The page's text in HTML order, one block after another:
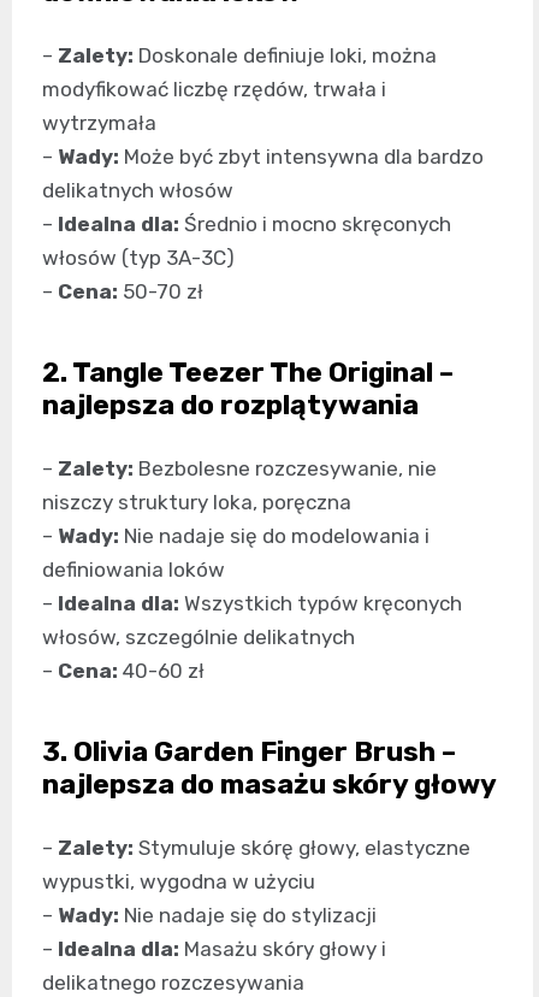
– Zalety: Doskonale definiuje loki, można
modyfikować liczbę rzędów, trwała i
wytrzymała
– Wady: Może być zbyt intensywna dla bardzo
delikatnych włosów
– Idealna dla: Średnio i mocno skręconych
włosów (typ 3A-3C)
– Cena: 50-70 zł
2. Tangle Teezer The Original –
najlepsza do rozplątywania
– Zalety: Bezbolesne rozczesywanie, nie
niszczy struktury loka, poręczna
– Wady: Nie nadaje się do modelowania i
definiowania loków
– Idealna dla: Wszystkich typów kręconych
włosów, szczególnie delikatnych
– Cena: 40-60 zł
3. Olivia Garden Finger Brush –
najlepsza do masażu skóry głowy
– Zalety: Stymuluje skórę głowy, elastyczne
wypustki, wygodna w użyciu
– Wady: Nie nadaje się do stylizacji
– Idealna dla: Masażu skóry głowy i
delikatnego rozczesywania